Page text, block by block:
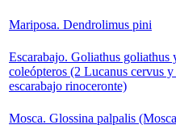
Mariposa. Dendrolimus pini
Escarabajo. Goliathus goliathus
coleópteros (2 Lucanus cervus
escarabajo rinoceronte)
Mosca. Glossina palpalis